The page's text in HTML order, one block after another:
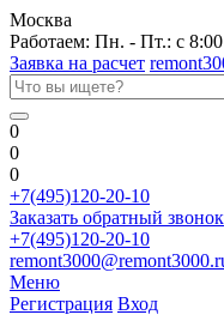
Москва
Работаем: Пн. - Пт.: с
Заявка на расчет
0
0
0
+7(495)120-20-10
Заказать обратный звонок
+7(495)120-20-10
Меню
Регистрация Вход